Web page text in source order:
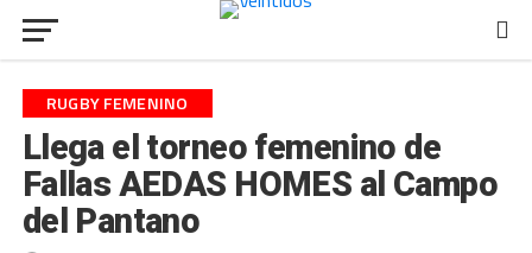
RUGBY FEMENINO
Llega el torneo femenino de
Fallas AEDAS HOMES al Campo
del Pantano